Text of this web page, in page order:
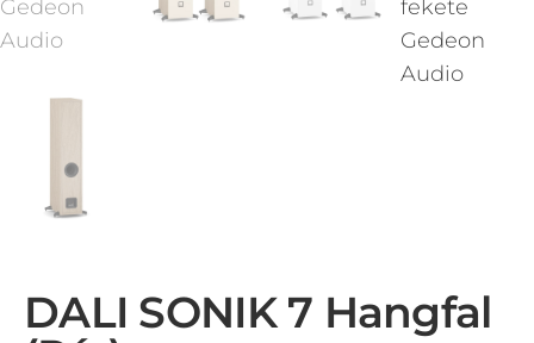
DALI SONIK 7 Hangfal